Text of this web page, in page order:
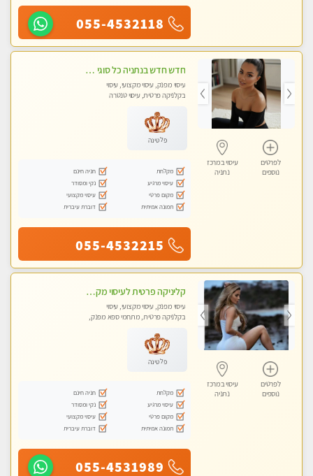
055-4532118
לפרטים
נוספים
עיסוי במרכז
נתניה
חדש חדש בנתניה כל סוגי העיסויים מעסה מקצועית ואיכותית פרטי!!!
עיסוי מפנק, עיסוי מקצועי, עיסוי
בקלניקה פרטית, עיסוי טנטרה
פלטינה
מקלחת
חניה חינם
עיסוי מרגיע
נקי ומסודר
מקום פרטי
עיסוי מקצועי
תמונה אמיתית
דוברת עיברית
055-4532215
לפרטים
נוספים
עיסוי במרכז
נתניה
קליניקה פרטית לעיסוי מקצועי ואלטרנטיבי ברמה גבוהה VIP תתקשר ..... highly recommended..new in the city
עיסוי מפנק, עיסוי מקצועי, עיסוי
בקלניקה פרטית, מתחמי ספא מפנק,
פלטינה
מקלחת
חניה חינם
עיסוי מרגיע
נקי ומסודר
מקום פרטי
עיסוי מקצועי
תמונה אמיתית
דוברת עיברית
055-4531989